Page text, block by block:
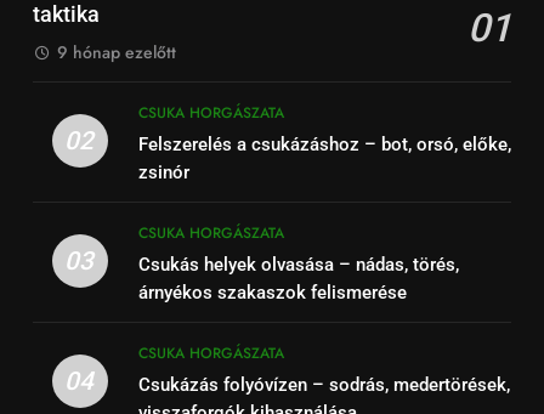
taktika
01
9 hónap ezelőtt
02
CSUKA HORGÁSZATA
Felszerelés a csukázáshoz – bot, orsó, előke,
zsinór
03
CSUKA HORGÁSZATA
Csukás helyek olvasása – nádas, törés,
árnyékos szakaszok felismerése
04
CSUKA HORGÁSZATA
Csukázás folyóvízen – sodrás, medertörések,